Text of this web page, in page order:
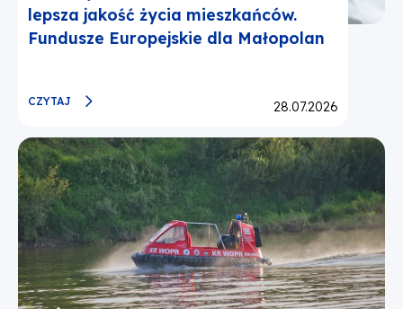
lepsza jakość życia mieszkańców.
Fundusze Europejskie dla Małopolan
CZYTAJ Opublikowano:
28.07.2026